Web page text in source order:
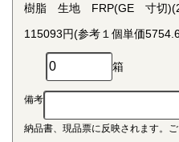
結晶性の代表的な汎用プラス
プラスチックのなかでも最も
性、電気的特性にも優れ、応
て幅広い分野で用いられていま
結晶性のエンジニアリングプ
樹脂 生地 FRP(GE 寸切
115093円(参考１個単価
箱
備考
納品書、現品票に反映されます。ご